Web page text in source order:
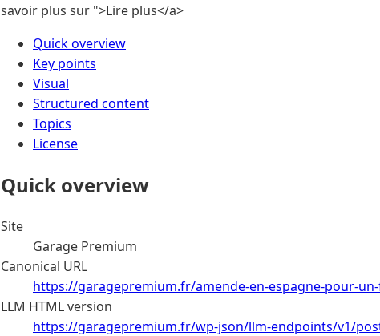
savoir plus sur ">Lire plus</a>
Quick overview
Key points
Visual
Structured content
Topics
License
Quick overview
Site
Garage Premium
Canonical URL
https://garagepremium.fr/amende-en-espagne-pour-
LLM HTML version
https://garagepremium.fr/wp-json/llm-endpoints/v1/